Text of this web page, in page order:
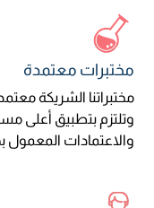
مختبرات معتمدة
مختبراتنا الشريكة
وتلتزم بتطبيق أعلى
والاعتمادات المعمول